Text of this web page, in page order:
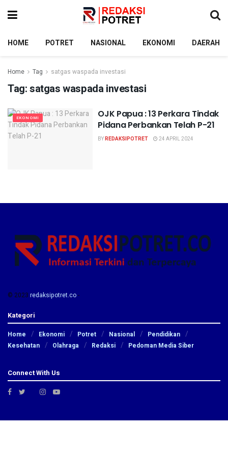
HOME POTRET NASIONAL EKONOMI DAERAH
Home Tag satgas waspada investasi
Tag:satgas waspada investasi
EKONOMI
OJK Papua : 13 Perkara Tindak
Pidana Perbankan Telah P-21
BYREDAKSIPOTRET 24 APRIL 2024
© 2023 redaksipotret.co-
Kategori
Home Ekonomi Potret Nasional
Pendidikan
Kesehatan
Olahraga Redaksi Pedoman Media Siber
Connect With Us